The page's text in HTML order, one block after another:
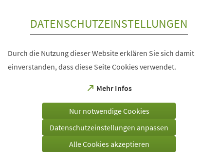
DATENSCHUTZEINSTELLUNGEN
Durch die Nutzung dieser Website erklären Sie sich damit
einverstanden, dass diese Seite Cookies verwendet.
Mehr Infos
(Öffnet
einem
Tab)
Nur notwendige Cookies
Datenschutzeinstellungen anpassen
Alle Cookies akzeptieren